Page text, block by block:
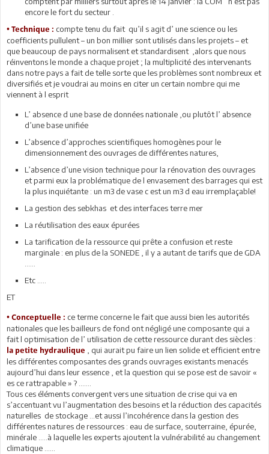
encore le fort du secteur .
• Technique : compte tenu du fait qu’il s agit d’ une science ou les
coefficients pullulent – un bon millier sont utilisés dans les projets – et
que beaucoup de pays normalisent et standardisent ,alors que nous
réinventons le monde a chaque projet ; la multiplicité des intervenants
dans notre pays a fait de telle sorte que les problèmes sont nombreux et
diversifiés et je voudrai au moins en citer un certain nombre qui me
viennent à l esprit
L’ absence d une base de données nationale ,ou plutôt l’ absence
d’une base unifiée
L’absence d’approches scientifiques homogènes pour le
dimensionnement des ouvrages de différentes natures,
L’absence d’une vision technique pour la rénovation des ouvrages
et parmi eux la problématique de l envasement des barrages qui est
la plus inquiétante : un m3 de vase c est un m3 d eau irremplaçable!
La gestion des sebkhas et des interfaces terre mer
La réutilisation des eaux épurées
La tarification de la ressource qui prête a confusion et reste
marginale : en plus de la SONEDE , il y a autant de tarifs que de GDA
Etc …..
ET
• Conceptuelle : ce terme concerne le fait que aussi bien les autorités
nationales que les bailleurs de fond ont négligé une composante qui a
fait l optimisation de l’ utilisation de cette ressource durant des siècles :
la petite hydraulique , qui aurait pu faire un lien solide et efficient entre
les différentes composantes des grands ouvrages existants menacés
aujourd’hui dans leur essence , et la question qui se pose est de savoir «
es ce rattrapable » ? …….
Tous ces éléments convergent vers une situation de crise qui va en
s’accentuant vu l’augmentation des besoins et la réduction des capacités
naturelles de stockage …et aussi l’incohérence dans la gestion des
différentes natures de ressources : eau de surface, souterraine, épurée,
minérale …..à laquelle les experts ajoutent la vulnérabilité au changement
climatique ……